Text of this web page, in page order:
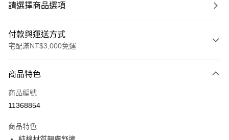
請選擇商品選項
付款與運送方式
宅配滿NT$3,000免運
信用卡一次付款
信用卡分期付款
合作金庫商業銀行
6 期 0 利率 每期
商品特色
商品編號
11368854
商品特色